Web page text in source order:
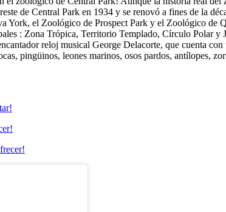
de Central Park en 1934 y se renovó a fines de la
York, el Zoológico de Prospect Park y el Zoológico de
: Zona Trópica, Territorio Templado, Círculo Polar
reloj musical George Delacorte, que cuenta
pingüinos, leones marinos, osos pardos, antílopes,